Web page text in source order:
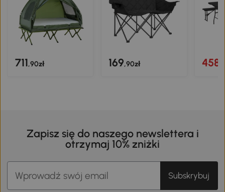
711,90zł 169,90zł 458
Zapisz się do naszego newslettera i
otrzymaj 10% zniżki
Subskrybuj